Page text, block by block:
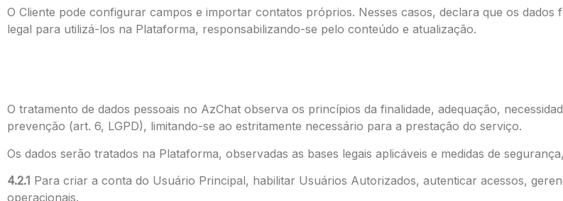
O Cliente pode configurar campos e importar contatos próprios. Nesses casos, declara que os dados
legal para utilizá-los na Plataforma, responsabilizando-se pelo conteúdo e atualização.
O tratamento de dados pessoais no AzChat observa os princípios da finalidade, adequação,
prevenção (art. 6, LGPD), limitando-se ao estritamente necessário para a prestação do serviço.
Os dados serão tratados na Plataforma, observadas as bases legais aplicáveis e medidas de
4.2.1 Para criar a conta do Usuário Principal, habilitar Usuários Autorizados, autenticar acessos,
operacionais.